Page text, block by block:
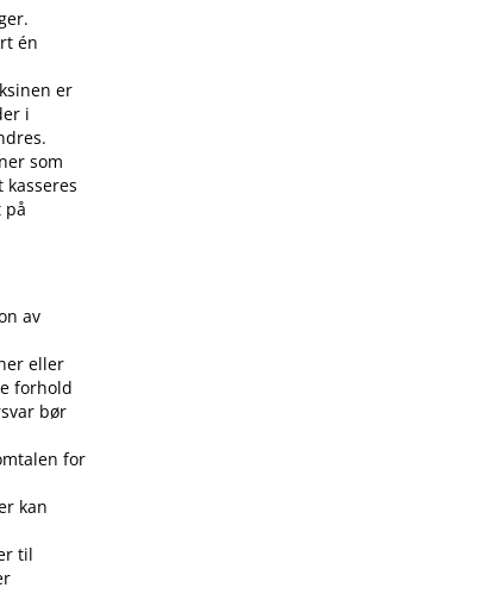
én
er
i
som
på
av
eller
forhold
bør
for
kan
til